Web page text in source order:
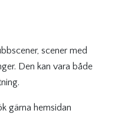
scener med
Den kan vara både
gärna hemsidan